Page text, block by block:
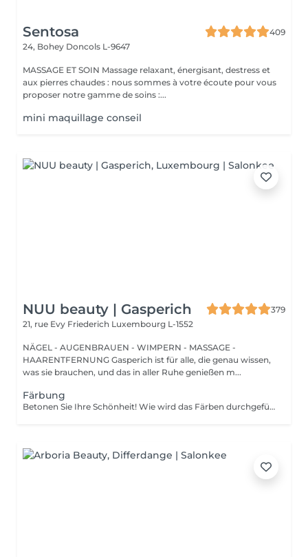
Sentosa
409
24, Bohey Doncols L-9647
MASSAGE ET SOIN Massage relaxant, énergisant, destress et
aux pierres chaudes : nous sommes à votre écoute pour vous
proposer notre gamme de soins :...
mini maquillage conseil
NUU beauty | Gasperich
379
21, rue Evy Friederich Luxembourg L-1552
NÄGEL - AUGENBRAUEN - WIMPERN - MASSAGE -
HAARENTFERNUNG Gasperich ist für alle, die genau wissen,
was sie brauchen, und das in aller Ruhe genießen m...
Färbung
Betonen Sie Ihre Schönheit! Wie wird das Färben durchgeführt? - Farbe oder Henna wird aufgetragen und 5 Minuten lang belassen. - Überschüssige Farbe wird entfernt. - Antiseptikum und Creme werden aufgetragen. Altersbeschränkungen: empfohlenes Alter ab 14 Jahren. Empfehlungen nach dem Eingriff: Augenbrauen 12 Stunden lang nicht waschen und kein Make-up auftragen. Häufigkeit: einmal in 3 Wochen.